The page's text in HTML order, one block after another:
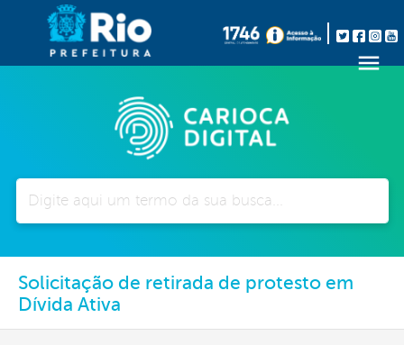
Solicitação de retirada de protesto em
Dívida Ativa